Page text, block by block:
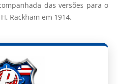
das versões para o
Rackham em 1914.